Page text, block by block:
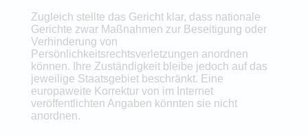
Zugleich stellte das Gericht klar, dass nationale
Gerichte zwar Maßnahmen zur Beseitigung oder
Verhinderung von
Persönlichkeitsrechtsverletzungen anordnen
können. Ihre Zuständigkeit bleibe jedoch auf das
jeweilige Staatsgebiet beschränkt. Eine
europaweite Korrektur von im Internet
veröffentlichten Angaben könnten sie nicht
anordnen.